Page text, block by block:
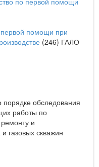
помощи при
(246) ГАЛО
порядке обследования
работы по
и
газовых скважин